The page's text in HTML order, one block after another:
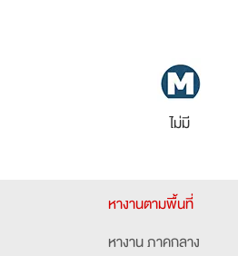
ไม่มี
หางานตามพื้นที่
หางาน ภาคกลาง